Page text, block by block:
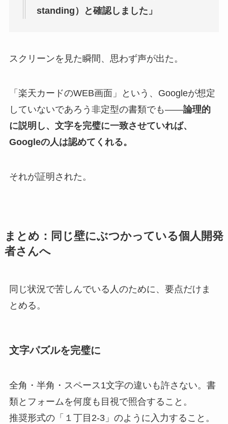
standing）と確認しました」
スクリーンを見た瞬間、思わず声が出た。
「楽天カードのWEB画面」という、Googleが想定
していないであろう非定型の書類でも——論理的
に説明し、文字を完璧に一致させていれば、
Googleの人は認めてくれる。
それが証明された。
まとめ：同じ壁にぶつかっている個人開発
者さんへ
同じ状況で苦しんでいる人のために、要点だけま
とめる。
文字パズルを完璧に
全角・半角・スペース1文字の違いも許さない。書
類とフォームを何度も目視で照合すること。
推奨形式の「１丁目2-3」のように入力すること。